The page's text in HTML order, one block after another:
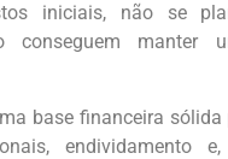
iniciais, não se
conseguem manter
base financeira sólida
endividamento